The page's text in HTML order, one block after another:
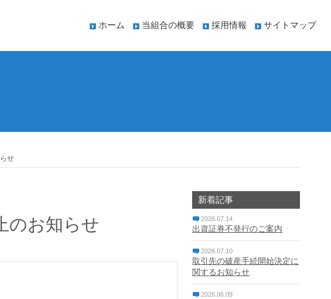
ホーム 当組合の概要 採用情報 サイトマップ
せ
のお知らせ
新着記事
2026.07.14
出資証券不発行のご案内
2026.07.10
取引先の破産手続開始決定に
関するお知らせ
2026.06.09